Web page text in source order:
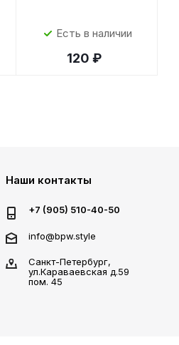
Есть в наличии
120 ₽
Наши контакты
+7 (905) 510-40-50
info@bpw.style
Санкт-Петербург,
ул.Караваевская д.59
пом. 45